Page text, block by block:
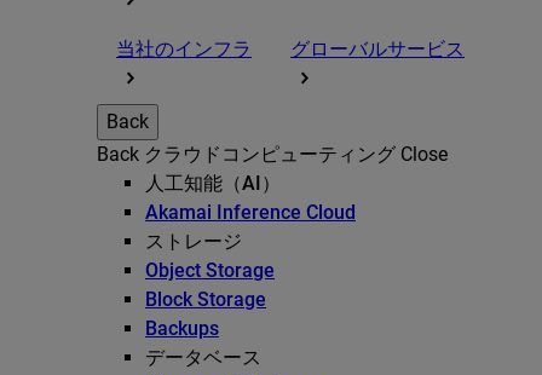
当社のインフラ グローバルサービス
Back
Back クラウドコンピューティング Close
人工知能（AI）
Akamai Inference Cloud
ストレージ
Object Storage
Block Storage
Backups
データベース